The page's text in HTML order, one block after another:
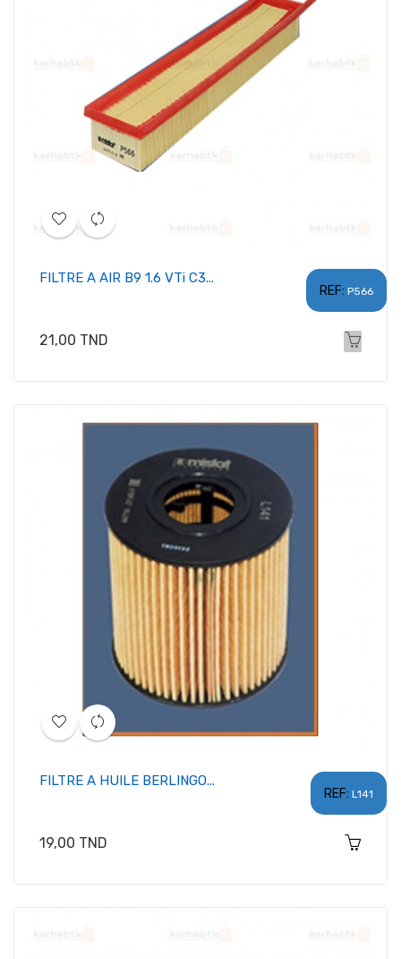
REF: P566
FILTRE A AIR B9 1.6 VTi C3...
Prix
21,00 TND
REF: L141
FILTRE A HUILE BERLINGO...
Prix
19,00 TND